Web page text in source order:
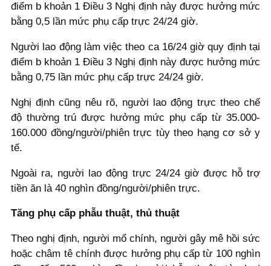
điểm b khoản 1 Điều 3 Nghị định này được hưởng mức
bằng 0,5 lần mức phụ cấp trực 24/24 giờ.
Người lao động làm việc theo ca 16/24 giờ quy định tại
điểm b khoản 1 Điều 3 Nghị định này được hưởng mức
bằng 0,75 lần mức phụ cấp trực 24/24 giờ.
Nghị định cũng nêu rõ, người lao động trực theo chế
độ thường trú được hưởng mức phụ cấp từ 35.000-
160.000 đồng/người/phiên trực tùy theo hạng cơ sở y
tế.
Ngoài ra, người lao động trực 24/24 giờ được hỗ trợ
tiền ăn là 40 nghìn đồng/người/phiên trực.
Tăng phụ cấp phẫu thuật, thủ thuật
Theo nghị định, người mổ chính, người gây mê hồi sức
hoặc châm tê chính được hưởng phụ cấp từ 100 nghìn